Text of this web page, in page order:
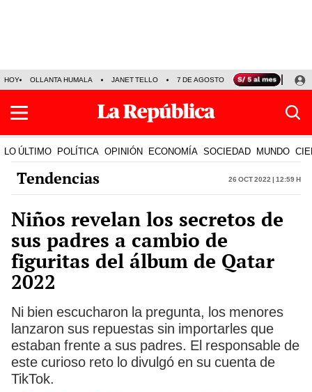
HOY OLLANTA HUMALA JANET TELLO 7 DE AGOSTO TINKA RESULTADOS
LO ÚLTIMO POLÍTICA OPINIÓN ECONOMÍA SOCIEDAD MUNDO
Tendencias 26 Oct 2022 | 12:59 h
Niños revelan los secretos de
sus padres a cambio de
figuritas del álbum de Qatar
2022
Ni bien escucharon la pregunta, los menores
lanzaron sus repuestas sin importarles que
estaban frente a sus padres. El responsable de
este curioso reto lo divulgó en su cuenta de
TikTok.